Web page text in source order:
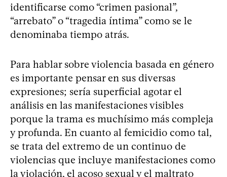
identificarse como “crimen pasional”,
“arrebato” o “tragedia íntima” como se le
denominaba tiempo atrás.
Para hablar sobre violencia basada en género
es importante pensar en sus diversas
expresiones; sería superficial agotar el
análisis en las manifestaciones visibles
porque la trama es muchísimo más compleja
y profunda. En cuanto al femicidio como tal,
se trata del extremo de un continuo de
violencias que incluye manifestaciones como
la violación, el acoso sexual y el maltrato